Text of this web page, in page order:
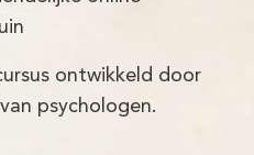
ontwikkeld door
psychologen.